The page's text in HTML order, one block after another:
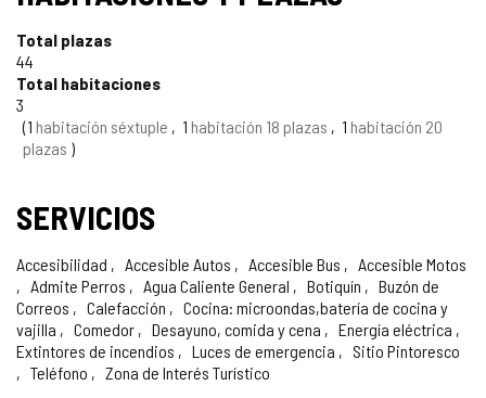
Total plazas
44
Total habitaciones
3
1 habitación séxtuple 1 habitación 18 plazas 1 habitación 20
plazas
SERVICIOS
Accesibilidad Accesible Autos Accesible Bus
Accesible Motos
Admite Perros
Agua Caliente General Botiquín
Buzón de
Correos
Calefacción
Cocina: microondas,batería de cocina y
vajilla
Comedor Desayuno, comida y cena
Energía eléctrica
Extintores de incendios
Luces de emergencia
Sitio Pintoresco
Teléfono
Zona de Interés Turístico